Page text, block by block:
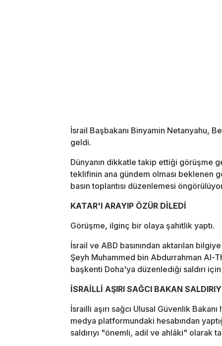
İsrail Başbakanı Binyamin Netanyahu,
geldi.
Dünyanın dikkatle takip ettiği görüşme
teklifinin ana gündem olması beklenen
basın toplantısı düzenlemesi
KATAR'I ARAYIP ÖZÜR DİLEDİ
Görüşme, ilginç bir olaya şahitlik yaptı.
İsrail ve ABD basınından aktarılan
Şeyh Muhammed bin Abdurrahman Al-
başkenti Doha'ya düzenlediği saldırı
İSRAİLLİ AŞIRI SAĞCI BAKAN
İsrailli aşırı sağcı Ulusal Güvenlik
medya platformundaki hesabından
saldırıyı "önemli, adil ve ahlâki" olarak